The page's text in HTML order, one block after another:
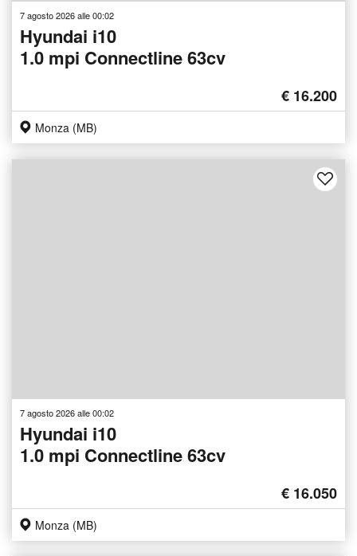
7 agosto 2026 alle 00:02
Hyundai i10
1.0 mpi Connectline 63cv
€ 16.200
Monza (MB)
7 agosto 2026 alle 00:02
Hyundai i10
1.0 mpi Connectline 63cv
€ 16.050
Monza (MB)